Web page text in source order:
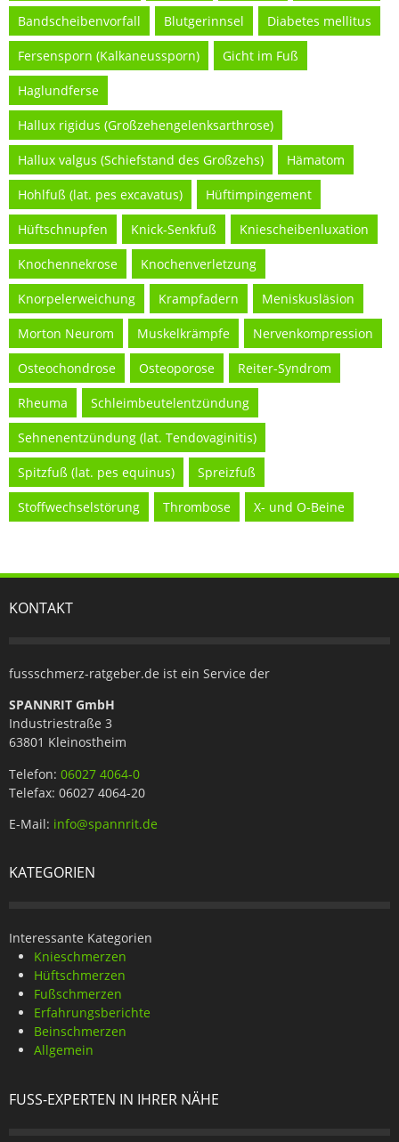
Bandscheibenvorfall Blutgerinnsel Diabetes mellitus
Fersensporn (Kalkaneussporn) Gicht im Fuß
Haglundferse
Hallux rigidus (Großzehengelenksarthrose)
Hallux valgus (Schiefstand des Großzehs) Hämatom
Hohlfuß (lat. pes excavatus) Hüftimpingement
Hüftschnupfen Knick-Senkfuß Kniescheibenluxation
Knochennekrose Knochenverletzung
Knorpelerweichung Krampfadern Meniskusläsion
Morton Neurom Muskelkrämpfe Nervenkompression
Osteochondrose Osteoporose Reiter-Syndrom
Rheuma Schleimbeutelentzündung
Sehnenentzündung (lat. Tendovaginitis)
Spitzfuß (lat. pes equinus) Spreizfuß
Stoffwechselstörung Thrombose X- und O-Beine
KONTAKT
fussschmerz-ratgeber.de ist ein Service der
SPANNRIT GmbH
Industriestraße 3
63801 Kleinostheim
Telefon: 06027 4064-0
Telefax: 06027 4064-20
E-Mail: info@spannrit.de
KATEGORIEN
Interessante Kategorien
Knieschmerzen
Hüftschmerzen
Fußschmerzen
Erfahrungsberichte
Beinschmerzen
Allgemein
FUSS-EXPERTEN IN IHRER NÄHE